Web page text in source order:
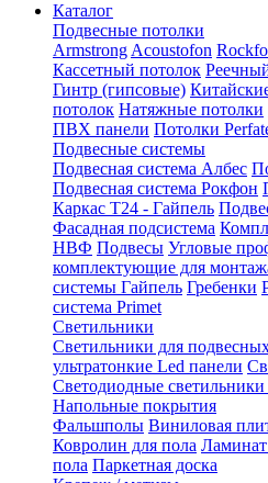
Каталог
Подвесные потолки
Armstrong Acoustofon
Кассетный потолок
Гинтр (гипсовые)
потолок Натяжные потолки
ПВХ панели Потолки
Подвесные системы
Подвесная система Албес
Подвесная система Рокфон
Каркас Т24 - Гайпель
Фасадная подсистема
НВФ Подвесы Угловые
комплектующие для
системы Гайпель Гребенки
система Primet
Светильники
Светильники для
ультратонкие Led панели
Светодиодные
Напольные покрытия
Фальшполы Виниловая
Ковролин для пола Ламинат
пола Паркетная доска